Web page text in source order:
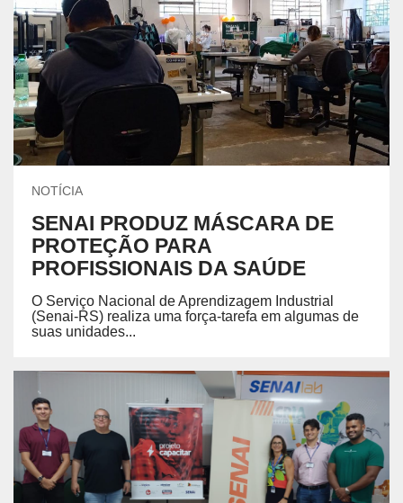
NOTÍCIA
SENAI PRODUZ MÁSCARA DE
PROTEÇÃO PARA
PROFISSIONAIS DA SAÚDE
O Serviço Nacional de Aprendizagem Industrial
(Senai-RS) realiza uma força-tarefa em algumas de
suas unidades...